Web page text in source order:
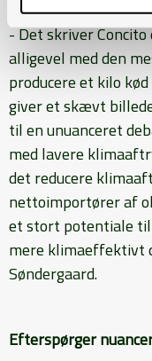
- Det skriver Concito
alligevel med den
producere et kilo
giver et skævt
til en unuanceret
med lavere
det reducere
nettoimportører af
et stort potentiale
mere klimaeffektivt
Søndergaard.
Efterspørger